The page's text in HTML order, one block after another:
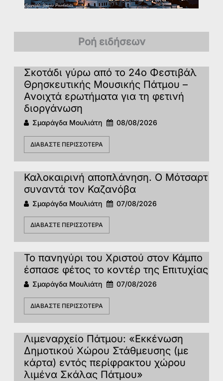
Ροή ειδήσεων
Σκοτάδι γύρω από το 24ο Φεστιβάλ
Θρησκευτικής Μουσικής Πάτμου –
Ανοιχτά ερωτήματα για τη φετινή
διοργάνωση
Σμαράγδα Μουλιάτη 08/08/2026
ΔΙΑΒΆΣΤΕ ΠΕΡΙΣΣΌΤΕΡΑ
Καλοκαιρινή αποπλάνηση. Ο Μότσαρτ
συναντά τον Καζανόβα
Σμαράγδα Μουλιάτη 07/08/2026
ΔΙΑΒΆΣΤΕ ΠΕΡΙΣΣΌΤΕΡΑ
Το πανηγύρι του Χριστού στον Κάμπο
έσπασε φέτος το κοντέρ της Επιτυχίας
Σμαράγδα Μουλιάτη 07/08/2026
ΔΙΑΒΆΣΤΕ ΠΕΡΙΣΣΌΤΕΡΑ
Λιμεναρχείο Πάτμου: «Εκκένωση
Δημοτικού Χώρου Στάθμευσης (με
κάρτα) εντός περίφρακτου χώρου
λιμένα Σκάλας Πάτμου»